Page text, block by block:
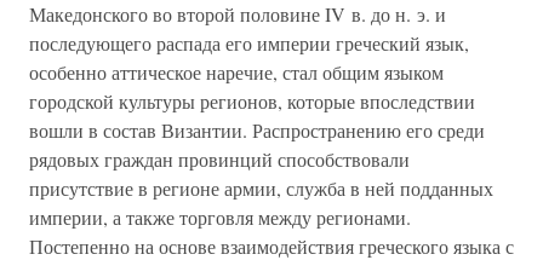
Македонского во второй половине IV в. до н. э. и
последующего распада его империи греческий язык,
особенно аттическое наречие, стал общим языком
городской культуры регионов, которые впоследствии
вошли в состав Византии. Распространению его среди
рядовых граждан провинций способствовали
присутствие в регионе армии, служба в ней подданных
империи, а также торговля между регионами.
Постепенно на основе взаимодействия греческого языка с